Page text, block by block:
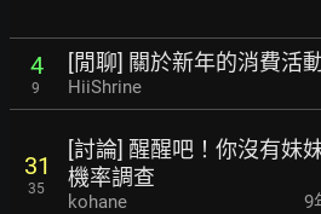
4
9
[閒聊] 關於新年的消費活
HiiShrine
31
35
[討論] 醒醒吧！你沒有妹
機率調查
kohane 9